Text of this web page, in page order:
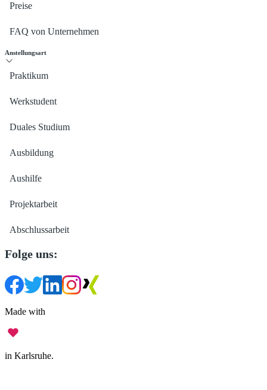
Preise
FAQ von Unternehmen
Anstellungsart
Praktikum
Werkstudent
Duales Studium
Ausbildung
Aushilfe
Projektarbeit
Abschlussarbeit
Folge uns:
Made with
in Karlsruhe.